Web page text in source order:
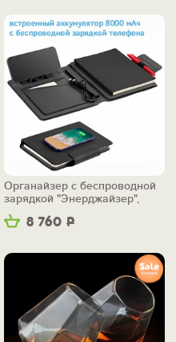
8 760 Р
Органайзер с беспроводной
зарядкой "Энерджайзер",
вер.2